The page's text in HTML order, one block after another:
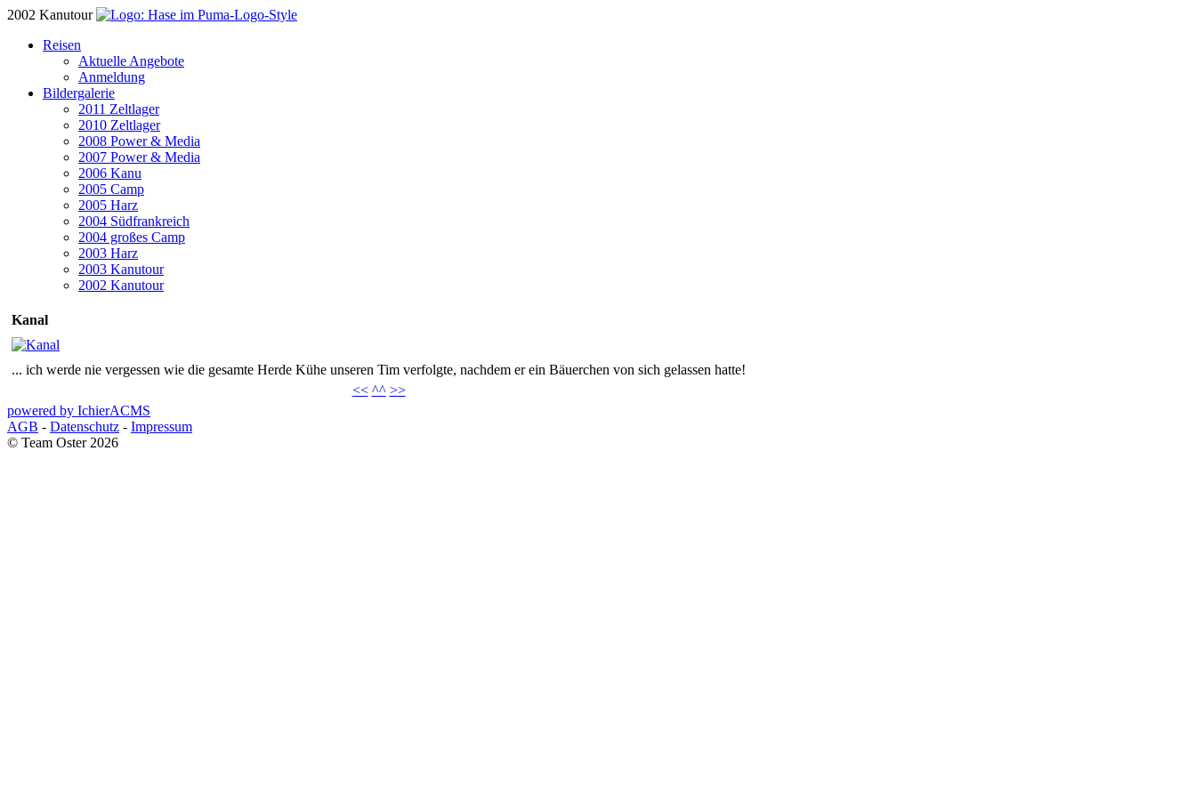
2002 Kanutour
Reisen
Aktuelle Angebote
Anmeldung
Bildergalerie
2011 Zeltlager
2010 Zeltlager
2008 Power & Media
2007 Power & Media
2006 Kanu
2005 Camp
2005 Harz
2004 Südfrankreich
2004 großes Camp
2003 Harz
2003 Kanutour
2002 Kanutour
Kanal
... ich werde nie vergessen wie die gesamte Herde Kühe unseren Tim verfolgte, nachdem er ein Bäuerchen von sich gelassen hatte!
<< ^^ >>
powered by IchierACMS
AGB - Datenschutz - Impressum
© Team Oster 2026